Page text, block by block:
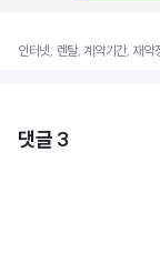
인터넷, 렌탈, 계약기간, 재
댓글 3